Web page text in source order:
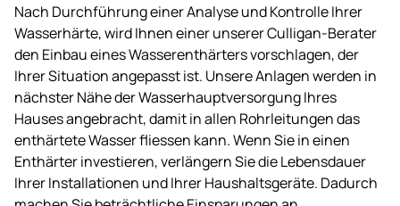
Nach Durchführung einer Analyse und Kontrolle Ihrer
Wasserhärte, wird Ihnen einer unserer Culligan-Berater
den Einbau eines Wasserenthärters vorschlagen, der
Ihrer Situation angepasst ist. Unsere Anlagen werden in
nächster Nähe der Wasserhauptversorgung Ihres
Hauses angebracht, damit in allen Rohrleitungen das
enthärtete Wasser fliessen kann. Wenn Sie in einen
Enthärter investieren, verlängern Sie die Lebensdauer
Ihrer Installationen und Ihrer Haushaltsgeräte. Dadurch